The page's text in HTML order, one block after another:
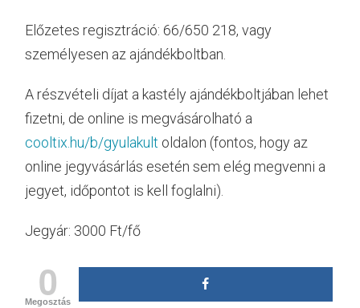
Előzetes regisztráció: 66/650 218, vagy
személyesen az ajándékboltban.
A részvételi díjat a kastély ajándékboltjában lehet
fizetni, de online is megvásárolható a
cooltix.hu/b/gyulakult oldalon (fontos, hogy az
online jegyvásárlás esetén sem elég megvenni a
jegyet, időpontot is kell foglalni).
Jegyár: 3000 Ft/fő
0
Megosztás